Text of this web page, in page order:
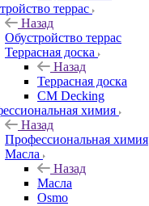
террас
Назад
Обустройство террас
Террасная доска
Назад
Террасная доска
CM Decking
химия
Назад
Профессиональная химия
Масла
Назад
Масла
Osmo